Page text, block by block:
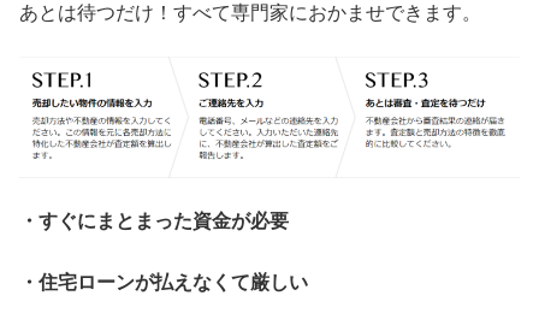
あとは待つだけ！すべて専門家におかませできます。
・すぐにまとまった資金が必要
・住宅ローンが払えなくて厳しい